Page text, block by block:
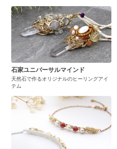
石家ユニバーサルマインド
天然石で作るオリジナルのヒーリングアイ
テム